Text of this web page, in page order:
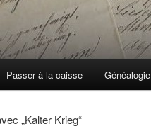
Passer à la caisse Généalogie
„Kalter Krieg“